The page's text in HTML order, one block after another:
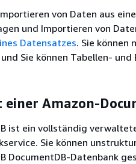
von Daten aus
und Importieren von
Datensatzes. Sie können
Sie können Tabellen- und
Amazon-
ist ein vollständig
Sie können
DocumentDB-Datenbank